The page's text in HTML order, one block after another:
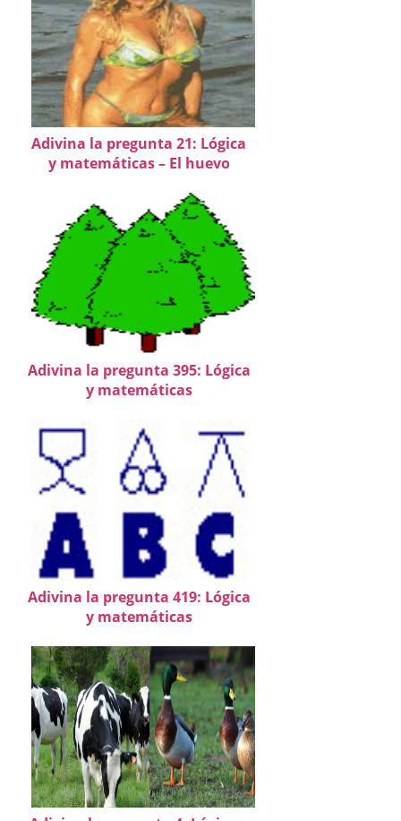
Adivina la pregunta 21: Lógica
y matemáticas – El huevo
Adivina la pregunta 395: Lógica
y matemáticas
Adivina la pregunta 419: Lógica
y matemáticas